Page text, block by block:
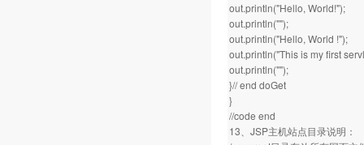
out.println("Hello, World!");
out.println("");
out.println("Hello, World !");
out.println("This is my first
out.println("");
}// end doGet
}
//code end
13、JSP主机站点目录说明：